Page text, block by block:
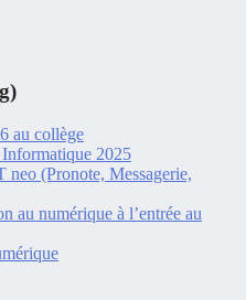
au collège
2025
neo (Pronote, Messagerie,
au numérique à l’entrée au